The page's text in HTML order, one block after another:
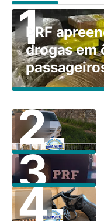
PRF
drogas em